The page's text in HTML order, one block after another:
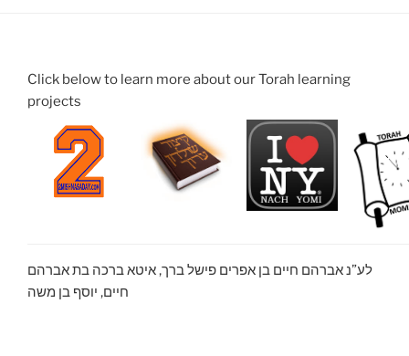
Click below to learn more about our Torah learning
projects
לע”נ אברהם חיים בן אפרים פישל ברך, איטא ברכה בת אברהם
חיים, יוסף בן משה